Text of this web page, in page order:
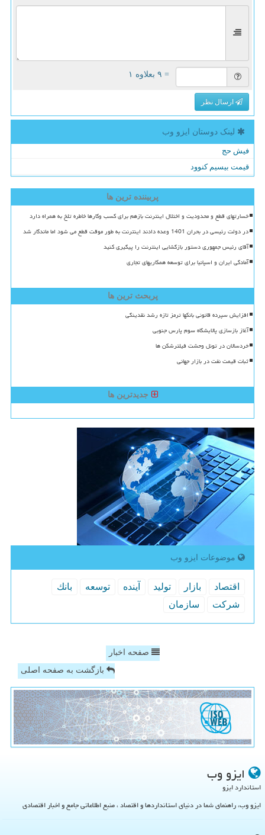
= ۹ بعلاوه ۱
ارسال نظر
لینک دوستان ایزو وب
فیش حج
قیمت بیسیم کنوود
پربیننده ترین ها
خسارتهای قطع و محدودیت و اختلال اینترنت بازهم برای کسب وکارها خاطره تلخ به همراه دارد
در دولت رئیسی در بحران 1401 وعده دادند اینترنت به طور موقت قطع می شود اما ماندگار شد
آقای رئیس جمهوری دستور بازگشایی اینترنت را پیگیری کنید
آمادگی ایران و اسپانیا برای توسعه همکاریهای تجاری
پربحث ترین ها
افزایش سپرده قانونی بانکها ترمز تازه رشد نقدینگی
آغاز بازسازی پالایشگاه سوم پارس جنوبی
خردسالان در تونل وحشت فیلترشکن ها
ثبات قیمت نفت در بازار جهانی
جدیدترین ها
موضوعات ایزو وب
اقتصاد بازار تولید آینده توسعه
بانك
شركت
سازمان
صفحه اخبار
بازگشت به صفحه اصلی
ایزو وب
استاندارد ایزو
ایزو وب، راهنمای شما در دنیای استانداردها و اقتصاد ، منبع اطلاعاتی جامع و اخبار اقتصادی